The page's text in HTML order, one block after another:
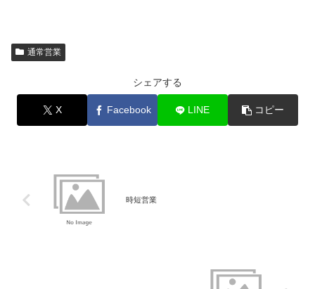
通常営業
シェアする
X Facebook LINE コピー
時短営業